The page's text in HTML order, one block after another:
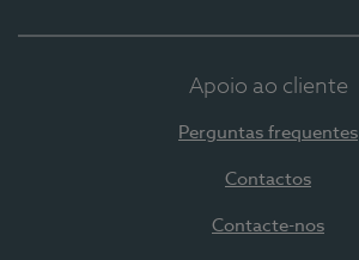
Apoio ao cliente
Perguntas frequentes
Contactos
Contacte-nos